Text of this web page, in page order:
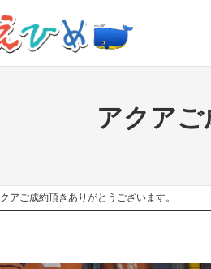
アクアご
アご成約頂きありがとうございます。